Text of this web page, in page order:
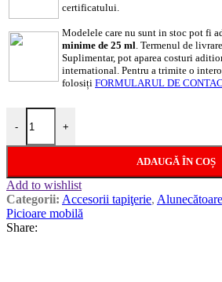
certificatului.
Modelele care nu sunt in stoc pot fi
minime de 25 ml. Termenul de
Suplimentar, pot aparea costuri
international. Pentru a trimite o
folosiți FORMULARUL DE
-
Cantitate Picior mobila KM434
+
ADAUGĂ ÎN COȘ
Add to wishlist
Categorii: Accesorii tapiţerie,
Picioare mobilă
Share: